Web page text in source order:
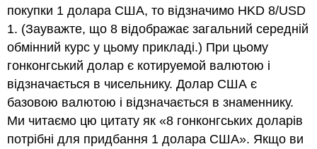
покупки 1 долара США, то відзначимо HKD 8/USD
1. (Зауважте, що 8 відображає загальний середній
обмінний курс у цьому прикладі.) При цьому
гонконгський долар є котируемой валютою і
відзначається в чисельнику. Долар США є
базовою валютою і відзначається в знаменнику.
Ми читаємо цю цитату як «8 гонконгських доларів
потрібні для придбання 1 долара США». Якщо ви